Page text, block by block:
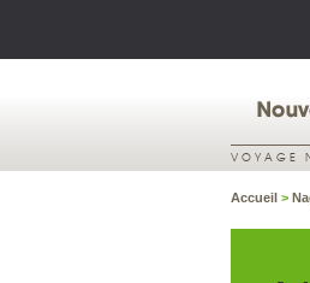
VOYAGE
Accueil >